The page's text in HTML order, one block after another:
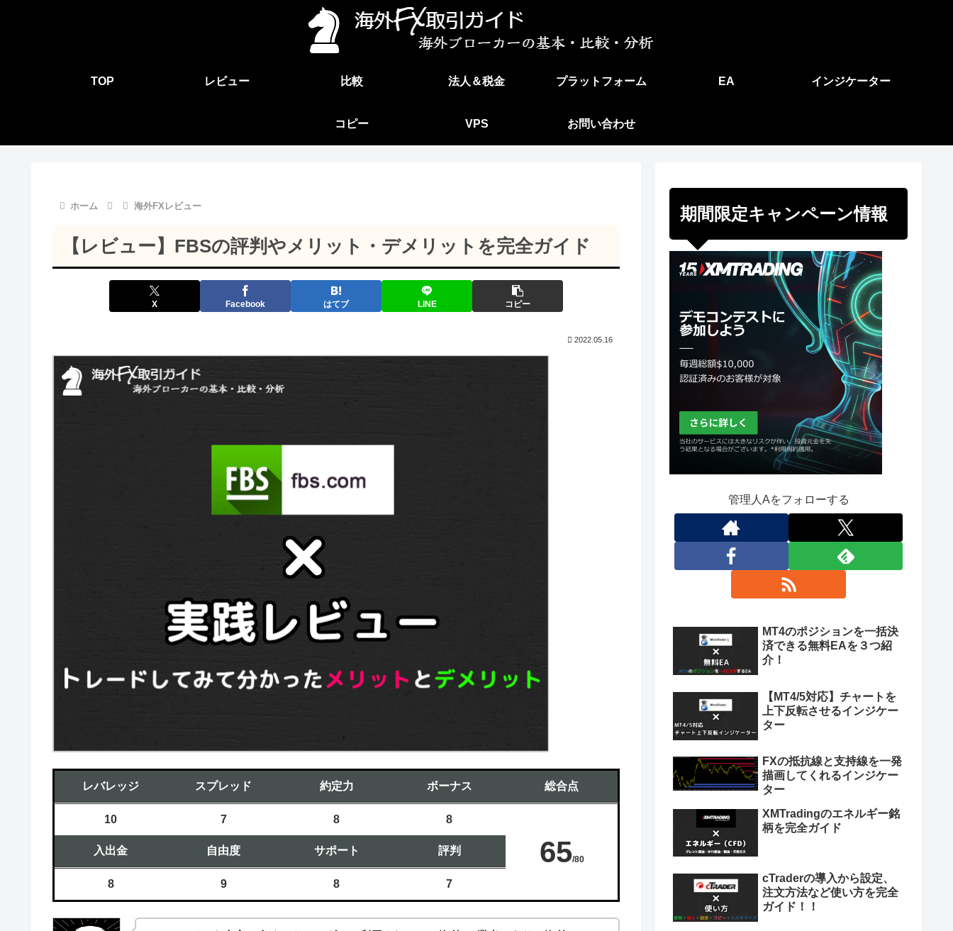
TOP レビュー 比較 法人＆税金 プラットフォーム EA インジケーター
コピー VPS お問い合わせ
ホーム 海外FXレビュー
【レビュー】FBSの評判やメリット・デメリットを完全ガイド
X Facebook はてブ LINE コピー
2022.05.16
レバレッジ スプレッド 約定力 ボーナス 総合点
10 7 8 8
65/80
入出金 自由度 サポート 評判
8 9 8 7
期間限定キャンペーン情報
管理人Aをフォローする
MT4のポジションを一括決
済できる無料EAを３つ紹
介！
【MT4/5対応】チャートを
上下反転させるインジケー
ター
FXの抵抗線と支持線を一発
描画してくれるインジケー
ター
XMTradingのエネルギー銘
柄を完全ガイド
cTraderの導入から設定、
注文方法など使い方を完全
ガイド！！